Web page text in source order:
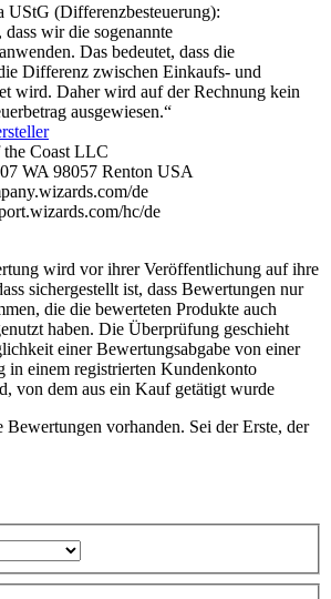
UStG (Differenzbesteuerung):
wir die sogenannte
Das bedeutet, dass die
Differenz zwischen Einkaufs- und
wird. Daher wird auf der Rechnung kein
ausgewiesen.“
Coast LLC
WA 98057 Renton USA
de
hc/de
wird vor ihrer Veröffentlichung auf ihre
sichergestellt ist, dass Bewertungen nur
die die bewerteten Produkte auch
haben. Die Überprüfung geschieht
einer Bewertungsabgabe von einer
in einem registrierten Kundenkonto
von dem aus ein Kauf getätigt wurde
vorhanden. Sei der Erste, der